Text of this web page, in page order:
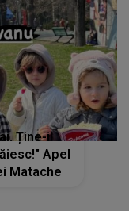
Ține-i
Apel
Matache